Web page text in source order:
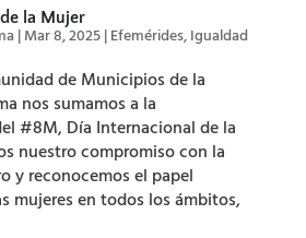
la Mujer
| Mar 8, 2025| Efemérides, Igualdad
de Municipios de la
nos sumamos a la
#8M, Día Internacional de la
nuestro compromiso con la
y reconocemos el papel
mujeres en todos los ámbitos,